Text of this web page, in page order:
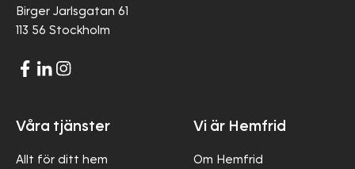
Birger Jarlsgatan 61
113 56 Stockholm
Våra tjänster
Allt för ditt hem
Vi är Hemfrid
Om Hemfrid